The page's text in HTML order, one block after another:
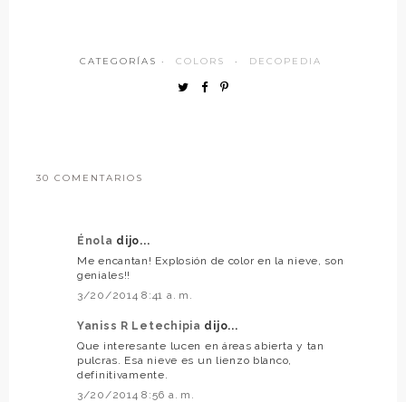
CATEGORÍAS · COLORS · DECOPEDIA
30 COMENTARIOS
Énola dijo...
Me encantan! Explosión de color en la nieve, son
geniales!!
3/20/2014 8:41 a. m.
Yaniss R Letechipia dijo...
Que interesante lucen en áreas abierta y tan
pulcras. Esa nieve es un lienzo blanco,
definitivamente.
3/20/2014 8:56 a. m.